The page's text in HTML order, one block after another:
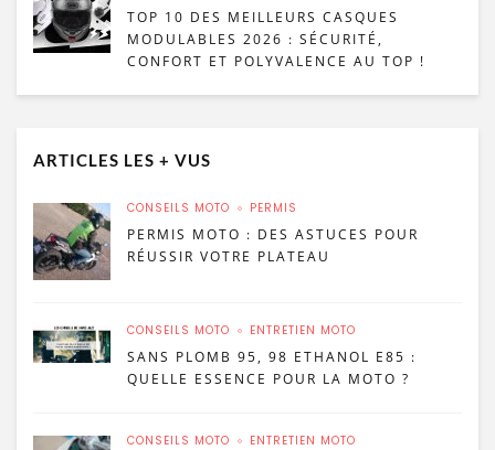
TOP 10 DES MEILLEURS CASQUES
MODULABLES 2026 : SÉCURITÉ,
CONFORT ET POLYVALENCE AU TOP !
ARTICLES LES + VUS
CONSEILS MOTO PERMIS
PERMIS MOTO : DES ASTUCES POUR
RÉUSSIR VOTRE PLATEAU
CONSEILS MOTO ENTRETIEN MOTO
SANS PLOMB 95, 98 ETHANOL E85 :
QUELLE ESSENCE POUR LA MOTO ?
CONSEILS MOTO ENTRETIEN MOTO